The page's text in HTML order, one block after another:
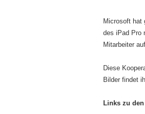
Microsoft hat
des iPad Pro
Mitarbeiter
Diese
Bilder findet
Links zu